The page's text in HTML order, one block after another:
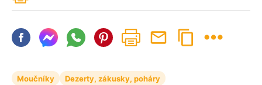
Moučníky
Dezerty, zákusky, poháry